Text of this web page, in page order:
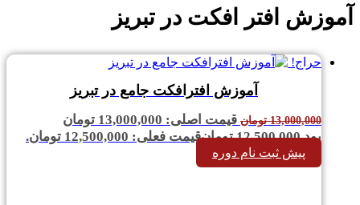
آموزش افتر افکت در تبریز
حراج!
آموزش افترافکت جامع در تبریز
13,000,000 تومان
قیمت اصلی: 13,000,000 تومان
بود.12,500,000 تومانقیمت فعلی: 12,500,000 تومان.
پیش ثبت نام دوره